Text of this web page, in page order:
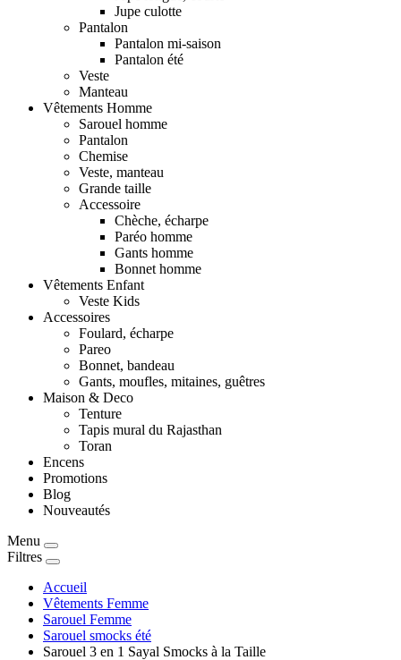
Jupe culotte
Pantalon
Pantalon mi-saison
Pantalon été
Veste
Manteau
Vêtements Homme
Sarouel homme
Pantalon
Chemise
Veste, manteau
Grande taille
Accessoire
Chèche, écharpe
Paréo homme
Gants homme
Bonnet homme
Vêtements Enfant
Veste Kids
Accessoires
Foulard, écharpe
Pareo
Bonnet, bandeau
Gants, moufles, mitaines, guêtres
Maison & Deco
Tenture
Tapis mural du Rajasthan
Toran
Encens
Promotions
Blog
Nouveautés
Menu
Filtres
Accueil
Vêtements Femme
Sarouel Femme
Sarouel smocks été
Sarouel 3 en 1 Sayal Smocks à la Taille